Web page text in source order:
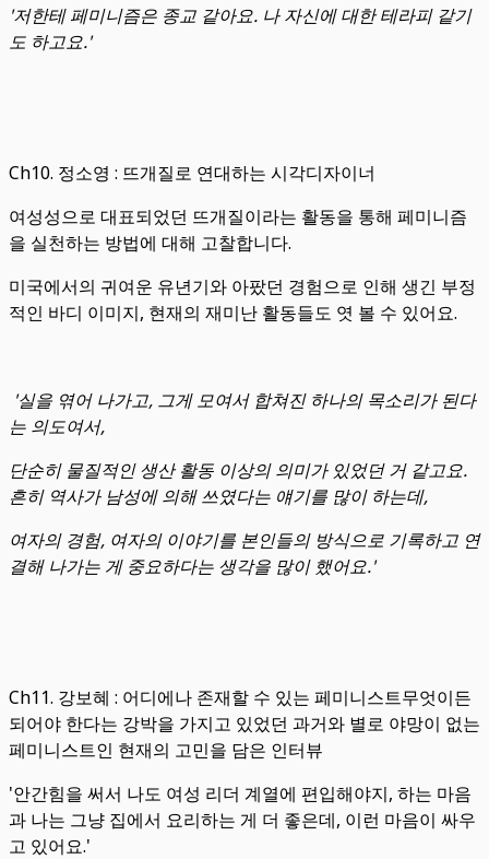
'저한테 페미니즘은 종교 같아요. 나 자신에 대한 테라피 같기
도 하고요.'
Ch10. 정소영 : 뜨개질로 연대하는 시각디자이너
여성성으로 대표되었던 뜨개질이라는 활동을 통해 페미니즘
을 실천하는 방법에 대해 고찰합니다.
미국에서의 귀여운 유년기와 아팠던 경험으로 인해 생긴 부정
적인 바디 이미지, 현재의 재미난 활동들도 엿 볼 수 있어요.
'실을 엮어 나가고, 그게 모여서 합쳐진 하나의 목소리가 된다
는 의도여서,
단순히 물질적인 생산 활동 이상의 의미가 있었던 거 같고요.
흔히 역사가 남성에 의해 쓰였다는 얘기를 많이 하는데,
여자의 경험, 여자의 이야기를 본인들의 방식으로 기록하고 연
결해 나가는 게 중요하다는 생각을 많이 했어요.'
Ch11. 강보혜 : 어디에나 존재할 수 있는 페미니스트무엇이든
되어야 한다는 강박을 가지고 있었던 과거와 별로 야망이 없는
페미니스트인 현재의 고민을 담은 인터뷰
'안간힘을 써서 나도 여성 리더 계열에 편입해야지, 하는 마음
과 나는 그냥 집에서 요리하는 게 더 좋은데, 이런 마음이 싸우
고 있어요.'